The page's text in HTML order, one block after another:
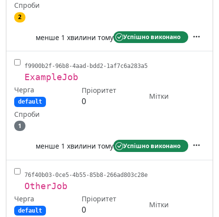
Спроби
2
менше 1 хвилини тому Успішно виконано Дії
f9900b2f-96b8-4aad-bdd2-1af7c6a283a5
ExampleJob
Черга
default
Пріоритет
0
Мітки
Спроби
1
менше 1 хвилини тому Успішно виконано
76f40b03-0ce5-4b55-85b8-266ad803c28e
OtherJob
Черга
default
Пріоритет
0
Мітки